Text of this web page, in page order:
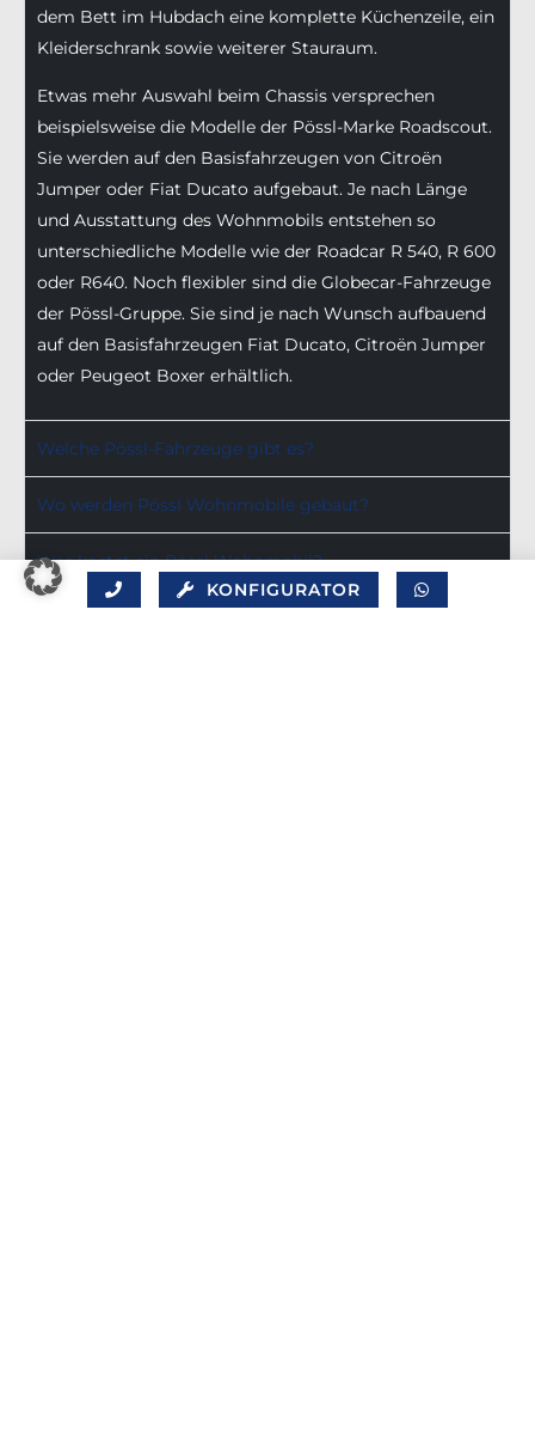
dem Bett im Hubdach eine komplette Küchenzeile, ein
Kleiderschrank sowie weiterer Stauraum.
Etwas mehr Auswahl beim Chassis versprechen
beispielsweise die Modelle der Pössl-Marke Roadscout.
Sie werden auf den Basisfahrzeugen von Citroën
Jumper oder Fiat Ducato aufgebaut. Je nach Länge
und Ausstattung des Wohnmobils entstehen so
unterschiedliche Modelle wie der Roadcar R 540, R 600
oder R640. Noch flexibler sind die Globecar-Fahrzeuge
der Pössl-Gruppe. Sie sind je nach Wunsch aufbauend
auf den Basisfahrzeugen Fiat Ducato, Citroën Jumper
oder Peugeot Boxer erhältlich.
Welche Pössl-Fahrzeuge gibt es?
Wo werden Pössl Wohnmobile gebaut?
Was kostet ein Pössl Wohnmobil?
KONFIGURATOR